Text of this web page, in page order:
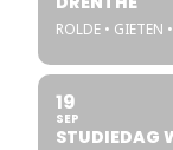
ROLDE • GIETEN
19
SEP
STUDIEDAG